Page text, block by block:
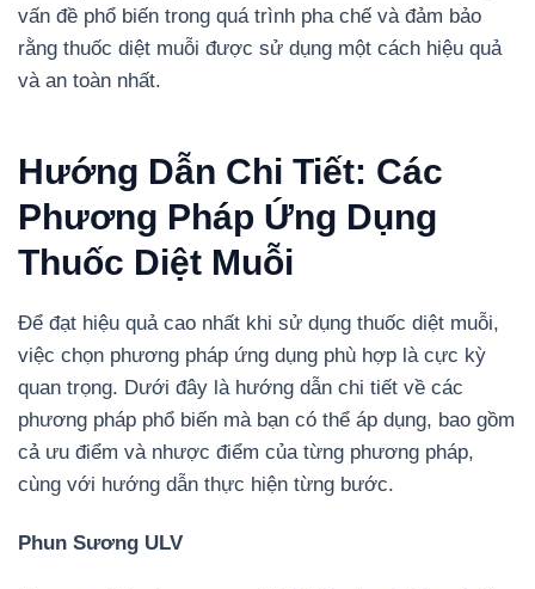
vấn đề phổ biến trong quá trình pha chế và đảm bảo
rằng thuốc diệt muỗi được sử dụng một cách hiệu quả
và an toàn nhất.
Hướng Dẫn Chi Tiết: Các
Phương Pháp Ứng Dụng
Thuốc Diệt Muỗi
Để đạt hiệu quả cao nhất khi sử dụng thuốc diệt muỗi,
việc chọn phương pháp ứng dụng phù hợp là cực kỳ
quan trọng. Dưới đây là hướng dẫn chi tiết về các
phương pháp phổ biến mà bạn có thể áp dụng, bao gồm
cả ưu điểm và nhược điểm của từng phương pháp,
cùng với hướng dẫn thực hiện từng bước.
Phun Sương ULV